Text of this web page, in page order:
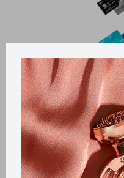
Productos